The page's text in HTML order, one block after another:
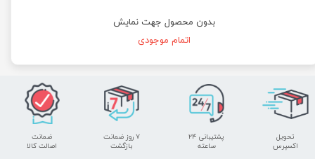
بدون محصول جهت نمایش
اتمام موجودی
تحویل
اکسپرس
پشتیبانی ۲۴
ساعته
۷ روز ضمانت
بازگشت
ضمانت
اصالت کالا